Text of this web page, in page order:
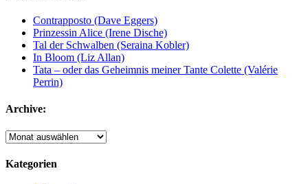
Contrapposto (Dave Eggers)
Prinzessin Alice (Irene Dische)
Tal der Schwalben (Seraina Kobler)
In Bloom (Liz Allan)
Tata – oder das Geheimnis meiner Tante Colette (Valérie
Perrin)
Archive:
Archive:
Kategorien